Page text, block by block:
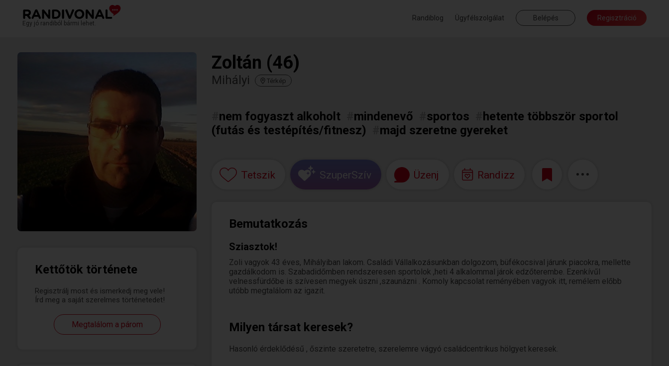
Egy jó randiból bármi lehet.
Randiblog Ügyfélszolgálat Belépés Regisztráció
Kettőtök története
Regisztrálj most és ismerkedj meg vele!
Írd meg a saját szerelmes történetedet!
Megtalálom a párom
Zoltán (46)
Mihályi Térkép
nem fogyaszt alkoholt mindenevő sportos
hetente többször sportol
(futás és testépítés/fitnesz)
majd szeretne gyereket
Tetszik SzuperSzív Üzenj Randizz
Bemutatkozás
Sziasztok!
Zoli vagyok 43 éves, Mihályiban lakom. Családi Vállalkozásunkban dolgozom, büfékocsival járunk piacokra, mellette
gazdálkodom is. Szabadidőmben rendszeresen sportolok ,heti 4 alkalommal járok edzőterembe. Ezenkívűl
velnessfürdőbe is szívesen megyek úszni ,szaunázni . Komoly kapcsolat reményében vagyok itt, remélem előbb
utóbb megtalálom az igazit.
Milyen társat keresek?
Hasonló érdeklődésű , őszinte szeretetre, szerelemre vágyó családcentrikus hölgyet keresek.